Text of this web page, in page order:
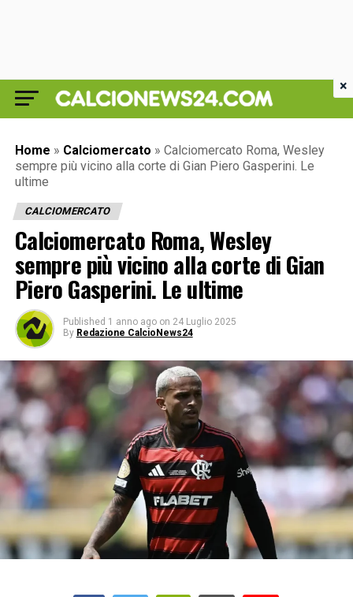
Home » Calciomercato » Calciomercato Roma, Wesley
sempre più vicino alla corte di Gian Piero Gasperini. Le
ultime
CALCIOMERCATO
Calciomercato Roma, Wesley
sempre più vicino alla corte di Gian
Piero Gasperini. Le ultime
Published 1 anno ago on 24 Luglio 2025
By Redazione CalcioNews24
×